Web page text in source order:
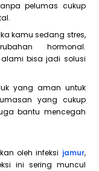
pelumas cukup
kamu sedang stres,
hormonal.
bisa jadi solusi
yang aman untuk
yang cukup
bantu mencegah
oleh infeksi jamur,
ini sering muncul